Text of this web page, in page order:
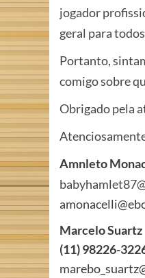
jogador
geral para
Portanto,
comigo sobre
Obrigado pela
Amnleto
Marcelo Suartz
(11) 98226-